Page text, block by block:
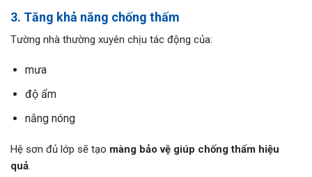
3. Tăng khả năng chống thấm
Tường nhà thường xuyên chịu tác động của:
mưa
độ ẩm
nắng nóng
Hệ sơn đủ lớp sẽ tạo màng bảo vệ giúp chống thấm hiệu
quả.